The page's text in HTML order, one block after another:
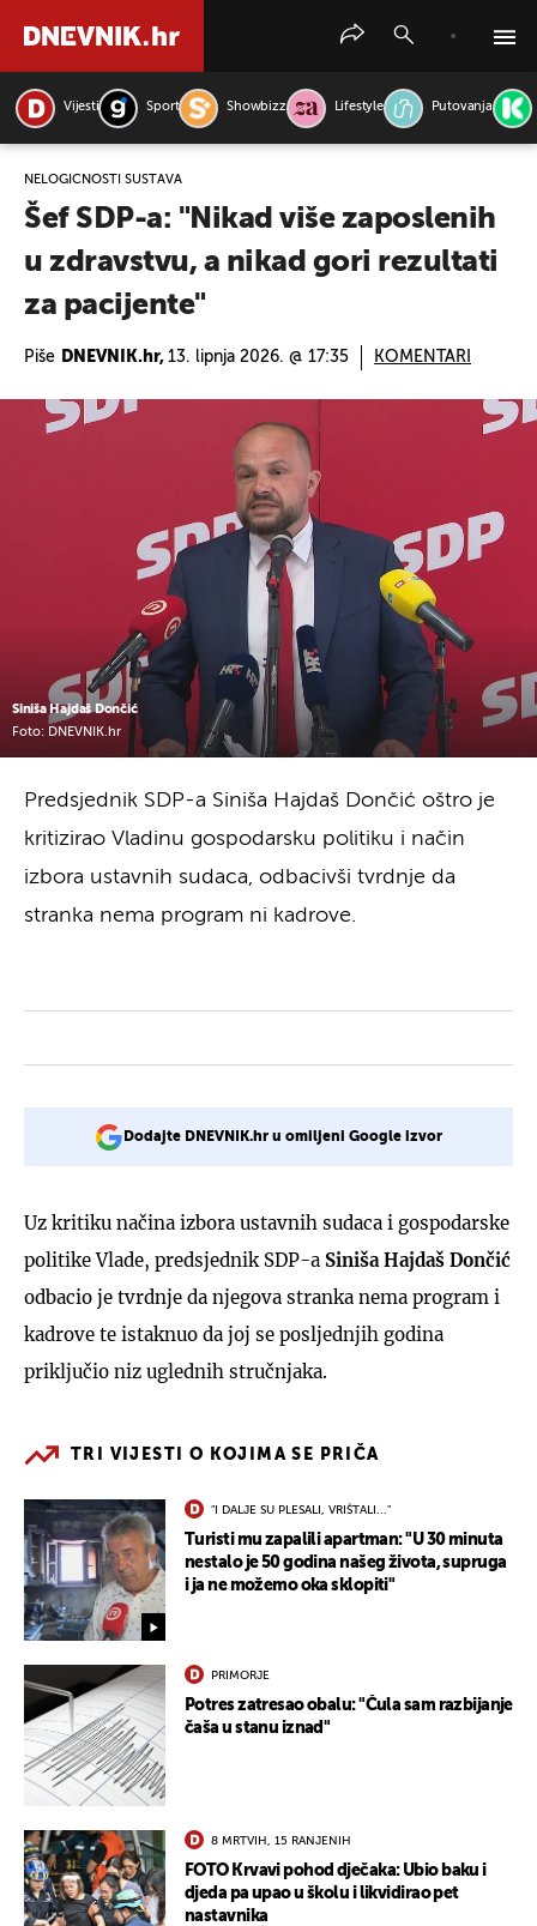
Vijesti Sport Showbizz Lifestyle Putovanja
NELOGIČNOSTI SUSTAVA
Šef SDP-a: "Nikad više zaposlenih
u zdravstvu, a nikad gori rezultati
za pacijente"
Piše DNEVNIK.hr, 13. lipnja 2026. @ 17:35 KOMENTARI
Siniša Hajdaš Dončić
Foto: DNEVNIK.hr
Predsjednik SDP-a Siniša Hajdaš Dončić oštro je
kritizirao Vladinu gospodarsku politiku i način
izbora ustavnih sudaca, odbacivši tvrdnje da
stranka nema program ni kadrove.
Dodajte DNEVNIK.hr u omiljeni Google izvor
Uz kritiku načina izbora ustavnih sudaca i gospodarske
politike Vlade, predsjednik SDP-a Siniša Hajdaš Dončić
odbacio je tvrdnje da njegova stranka nema program i
kadrove te istaknuo da joj se posljednjih godina
priključio niz uglednih stručnjaka.
TRI VIJESTI O KOJIMA SE PRIČA
"I DALJE SU PLESALI, VRIŠTALI..."
Turisti mu zapalili apartman: "U 30 minuta
nestalo je 50 godina našeg života, supruga
i ja ne možemo oka sklopiti"
PRIMORJE
Potres zatresao obalu: "Čula sam razbijanje
čaša u stanu iznad"
8 MRTVIH, 15 RANJENIH
FOTO Krvavi pohod dječaka: Ubio baku i
djeda pa upao u školu i likvidirao pet
nastavnika
PRETRAŽITE VIJESTI